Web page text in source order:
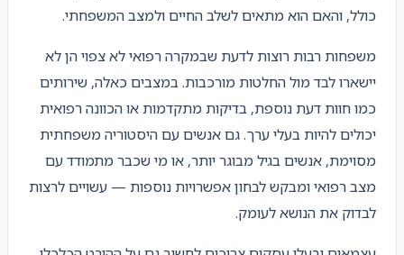
כולל, והאם הוא מתאים לשלב החיים ולמצב המשפחתי.
משפחות רבות רוצות לדעת שבמקרה רפואי לא צפוי הן לא
יישארו לבד מול החלטות מורכבות. במצבים כאלה, שירותים
כמו חוות דעת נוספת, בדיקות מתקדמות או הכוונה רפואית
יכולים להיות בעלי ערך. גם אנשים עם היסטוריה משפחתית
מסוימת, אנשים בגיל מבוגר יותר, או מי שכבר מתמודד עם
מצב רפואי ומבקש לבחון אפשרויות נוספות — עשויים לרצות
לבדוק את הנושא לעומק.